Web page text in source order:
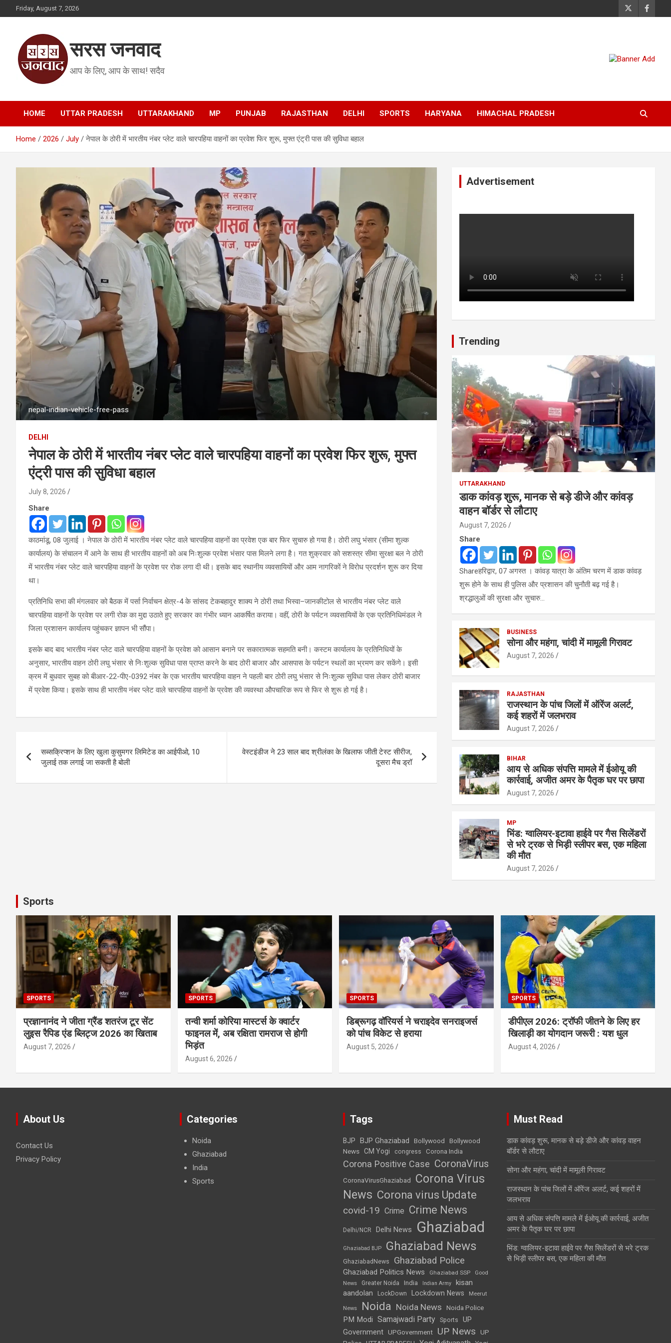
to
Friday, August 7, 2026
सरस जनवाद
आप के लिए, आप के साथ! सदैव
HOME UTTAR PRADESH UTTARAKHAND MP PUNJAB RAJASTHAN DELHI SPORTS HARYANA HIMACHAL PRADESH
Home 2026 July नेपाल के ठोरी में भारतीय नंबर प्लेट वाले चारपहिया वाहनों का प्रवेश फिर शुरू, मुफ्त एंट्री पास की सुविधा बहाल
nepal-indian-vehicle-free-pass
DELHI
नेपाल के ठोरी में भारतीय नंबर प्लेट वाले चारपहिया वाहनों का प्रवेश फिर शुरू, मुफ्त
एंट्री पास की सुविधा बहाल
July 8, 2026
Share
काठमांडू, 08 जुलाई । नेपाल के ठोरी में भारतीय नंबर प्लेट वाले चारपहिया वाहनों का प्रवेश एक बार फिर सुचारु हो गया है। ठोरी लघु भंसार (सीमा शुल्क
कार्यालय) के संचालन में आने के साथ ही भारतीय वाहनों को अब निःशुल्क प्रवेश भंसार पास मिलने लगा है। गत शुक्रवार को सशस्त्र सीमा सुरक्षा बल ने ठोरी
में भारतीय नंबर प्लेट वाले चारपहिया वाहनों के प्रवेश पर रोक लगा दी थी। इसके बाद स्थानीय व्यवसायियों और आम नागरिकों ने विरोध प्रदर्शन शुरू कर दिया
था।
प्रतिनिधि सभा की मंगलवार को बैठक में पर्सा निर्वाचन क्षेत्र-4 के सांसद टेकबहादुर शाक्य ने ठोरी तथा भिस्वा–जानकीटोल से भारतीय नंबर प्लेट वाले
चारपहिया वाहनों के प्रवेश पर लगी रोक का मुद्दा उठाते हुए सरकार का गंभीर ध्यान आकर्षित कराया। वहीं, ठोरी के पर्यटन व्यवसायियों के एक प्रतिनिधिमंडल ने
जिला प्रशासन कार्यालय पहुंचकर ज्ञापन भी सौंपा।
इसके बाद बाद भारतीय नंबर प्लेट वाले चारपहिया वाहनों के प्रवेश को आसान बनाने पर सकारात्मक सहमति बनी। कस्टम कार्यालय के प्रतिनिधियों के
अनुसार, भारतीय वाहन ठोरी लघु भंसार से निःशुल्क सुविधा पास प्राप्त करने के बाद ठोरी बाजार और आसपास के पर्यटन स्थलों का भ्रमण कर सकेंगे। इसी
क्रम में बुधवार सुबह को बीआर-22-पीए-0392 नंबर के एक भारतीय चारपहिया वाहन ने पहली बार ठोरी लघु भंसार से निःशुल्क सुविधा पास लेकर ठोरी बाजार
में प्रवेश किया। इसके साथ ही भारतीय नंबर प्लेट वाले चारपहिया वाहनों के प्रवेश की व्यवस्था औपचारिक रूप से फिर से शुरू हो गई है।
navigation
सब्सक्रिप्शन के लिए खुला कुसुमगर लिमिटेड का आईपीओ, 10
जुलाई तक लगाई जा सकती है बोली
वेस्टइंडीज ने 23 साल बाद श्रीलंका के खिलाफ जीती टेस्ट सीरीज,
दूसरा मैच ड्रॉ
Advertisement
Trending
UTTARAKHAND
डाक कांवड़ शुरू, मानक से बड़े डीजे और कांवड़
वाहन बॉर्डर से लौटाए
August 7, 2026
Share
Shareहरिद्वार, 07 अगस्त । कांवड़ यात्रा के अंतिम चरण में डाक कांवड़
शुरू होने के साथ ही पुलिस और प्रशासन की चुनौती बढ़ गई है।
श्रद्धालुओं की सुरक्षा और सुचारु…
BUSINESS
सोना और महंगा, चांदी में मामूली गिरावट
August 7, 2026
RAJASTHAN
राजस्थान के पांच जिलों में ऑरेंज अलर्ट,
कई शहरों में जलभराव
August 7, 2026
BIHAR
आय से अधिक संपत्ति मामले में ईओयू की
कार्रवाई, अजीत अमर के पैतृक घर पर छापा
August 7, 2026
MP
भिंड: ग्वालियर-इटावा हाईवे पर गैस सिलेंडरों
से भरे ट्रक से भिड़ी स्लीपर बस, एक महिला
की मौत
August 7, 2026
Sports
SPORTS
प्रज्ञानानंद ने जीता ग्रैंड शतरंज टूर सेंट
लुइस रैपिड एंड ब्लिट्ज 2026 का खिताब
August 7, 2026
SPORTS
तन्वी शर्मा कोरिया मास्टर्स के क्वार्टर
फाइनल में, अब रक्षिता रामराज से होगी
भिड़ंत
August 6, 2026
SPORTS
डिब्रूगढ़ वॉरियर्स ने चराइदेव सनराइजर्स
को पांच विकेट से हराया
August 5, 2026
SPORTS
डीपीएल 2026: ट्रॉफी जीतने के लिए हर
खिलाड़ी का योगदान जरूरी : यश धुल
August 4, 2026
About Us
Contact Us
Privacy Policy
Categories
Noida
Ghaziabad
India
Sports
Tags
BJP BJP Ghaziabad Bollywood
Bollywood
News CM Yogi congress Corona India
Corona Positive Case CoronaVirus
CoronaVirusGhaziabad
Corona Virus
News Corona virus Update
covid-19 Crime Crime News
Delhi/NCR Delhi News Ghaziabad
Ghaziabad BJP Ghaziabad News
GhaziabadNews Ghaziabad Police
Ghaziabad Politics News Ghaziabad SSP
Good
News
Greater Noida India Indian Army
kisan
aandolan
LockDown Lockdown News Meerut
News Noida Noida News Noida Police
PM Modi Samajwadi Party Sports
UP
Government UPGovernment UP News
UP
Must Read
डाक कांवड़ शुरू, मानक से बड़े डीजे और कांवड़ वाहन
बॉर्डर से लौटाए
सोना और महंगा, चांदी में मामूली गिरावट
राजस्थान के पांच जिलों में ऑरेंज अलर्ट, कई शहरों में
जलभराव
आय से अधिक संपत्ति मामले में ईओयू की कार्रवाई, अजीत
अमर के पैतृक घर पर छापा
भिंड: ग्वालियर-इटावा हाईवे पर गैस सिलेंडरों से भरे ट्रक
से भिड़ी स्लीपर बस, एक महिला की मौत